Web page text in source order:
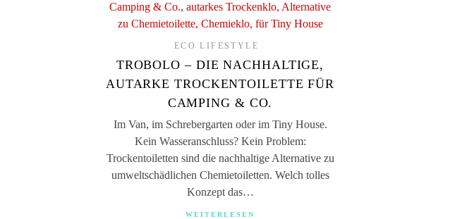
ECO LIFESTYLE
TROBOLO – DIE NACHHALTIGE,
AUTARKE TROCKENTOILETTE FÜR
CAMPING & CO.
Im Van, im Schrebergarten oder im Tiny House.
Kein Wasseranschluss? Kein Problem:
Trockentoiletten sind die nachhaltige Alternative zu
umweltschädlichen Chemietoiletten. Welch tolles
Konzept das…
WEITERLESEN